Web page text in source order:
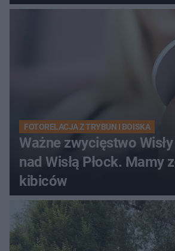
FOTORELACJA Z TRYBUN I BOISKA
Ważne zwycięstwo
nad Wisłą Płock. Mamy
kibiców